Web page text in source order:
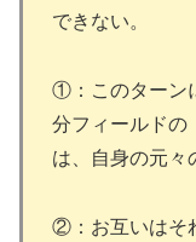
できない。
①：このターン
分フィールドの
は、自身の元々
②：お互いはそ